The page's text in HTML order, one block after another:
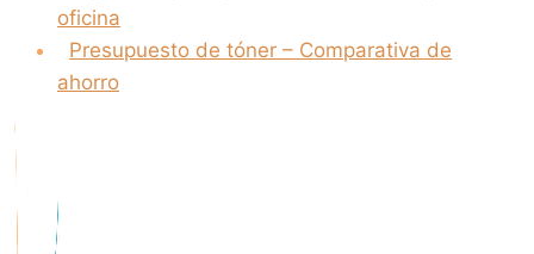
oficina
Presupuesto de tóner – Comparativa de
ahorro